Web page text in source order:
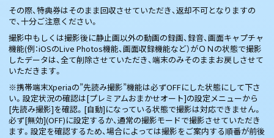
その際、特典券はそのまま回収させていただき、返却不可となりますの
で、十分ご注意ください。
撮影中もしくは撮影後に静止画以外の動画の録画、録音、画面キャプチャ
機能(例：iOSのLive Photos機能、画面収録機能など）がＯＮの状態で撮影
したデータは、全て削除させていただき、端末のみそのままお戻しさせて
いただきます。
※携帯端末Xperiaの”先読み撮影”機能は必ずOFFにした状態にして下さ
い。設定状況の確認は[プレミアムおまかせオート]の設定メニューから
[先読み撮影]を確認。[自動]になっている状態で撮影は対応できません。
必ず[無効](OFF)に設定するか、通常の撮影モードで撮影させていただき
ます。設定を確認するため、場合によっては撮影をご案内する順番が前後